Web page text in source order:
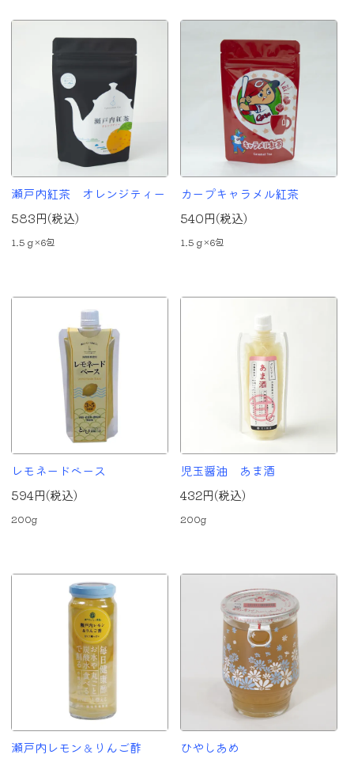
瀬戸内紅茶 オレンジティー
583円(税込)
1.5ｇ×6包
カープキャラメル紅茶
540円(税込)
1.5ｇ×6包
レモネードベース
594円(税込)
200g
児玉醤油 あま酒
432円(税込)
200g
瀬戸内レモン＆りんご酢
ひやしあめ